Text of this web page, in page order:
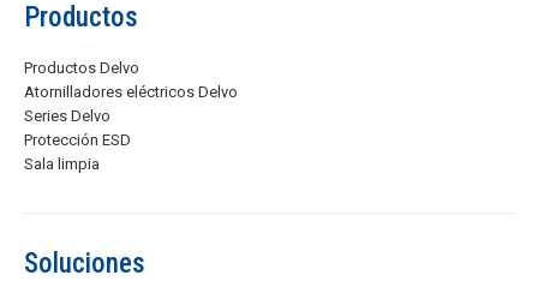
Productos
Productos Delvo
Atornilladores eléctricos Delvo
Series Delvo
Protección ESD
Sala limpia
Soluciones